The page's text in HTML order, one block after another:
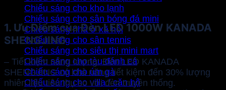
Chiếu sáng cho kho lạnh
Chiếu sáng cho sân bóng đá mini
Chiếu sáng nhà ở xã hội
Chiếu sáng cho sân tennis
Chiếu sáng cho siêu thị mini mart
Chiếu sáng cho tàu đánh cá
Chiếu sáng cho úm gà
Chiếu sáng cho villa / căn hộ
1. Ưu Điểm của Đèn LED 1000W KANADA
SHENGJING
– Tiết kiệm năng lượng: Đèn LED KANADA
SHENGJING có khả năng tiết kiệm đến 30% lượng
nhiên liệu tiêu thụ so với đèn truyền thống.